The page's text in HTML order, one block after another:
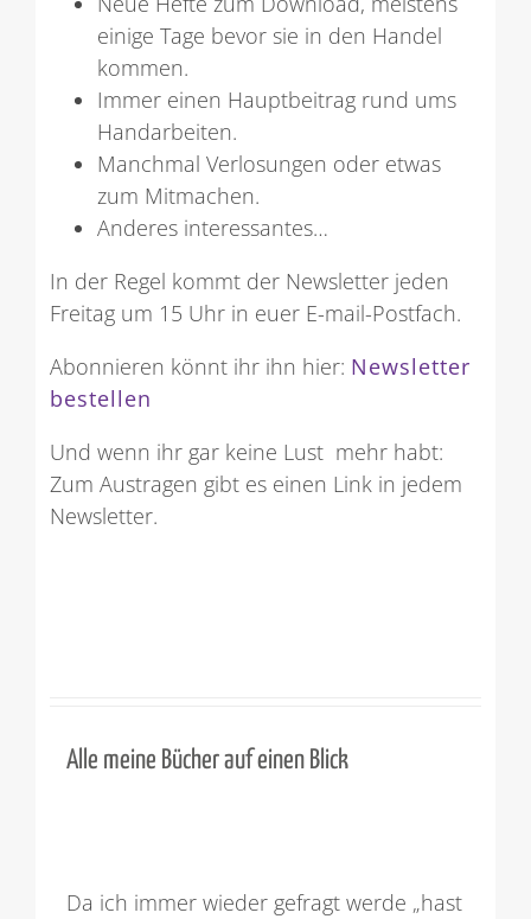
einige Tage bevor sie in den Handel
kommen.
Immer einen Hauptbeitrag rund ums
Handarbeiten.
Manchmal Verlosungen oder etwas
zum Mitmachen.
Anderes interessantes…
In der Regel kommt der Newsletter jeden
Freitag um 15 Uhr in euer E-mail-Postfach.
Abonnieren könnt ihr ihn hier: Newsletter
bestellen
Und wenn ihr gar keine Lust mehr habt:
Zum Austragen gibt es einen Link in jedem
Newsletter.
Alle meine Bücher auf einen Blick
Da ich immer wieder gefragt werde „hast